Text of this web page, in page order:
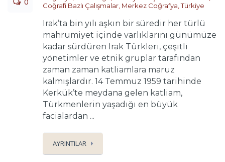
Coğrafi Bazlı Çalışmalar Merkez Coğrafya ,Türkiye
Irak’ta bin yılı aşkın bir süredir her türlü
mahrumiyet içinde varlıklarını günümüze
kadar sürdüren Irak Türkleri, çeşitli
yönetimler ve etnik gruplar tarafından
zaman zaman katliamlara maruz
kalmışlardır. 14 Temmuz 1959 tarihinde
Kerkük’te meydana gelen katliam,
Türkmenlerin yaşadığı en büyük
facialardan ...
AYRINTILAR